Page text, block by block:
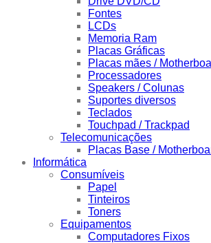
Fontes
LCDs
Memoria Ram
Placas Gráficas
Placas mães /
Processadores
Speakers / Colunas
Suportes diversos
Teclados
Touchpad / Trackpad
Telecomunicações
Placas Base /
Informática
Consumíveis
Papel
Tinteiros
Toners
Equipamentos
Computadores Fixos